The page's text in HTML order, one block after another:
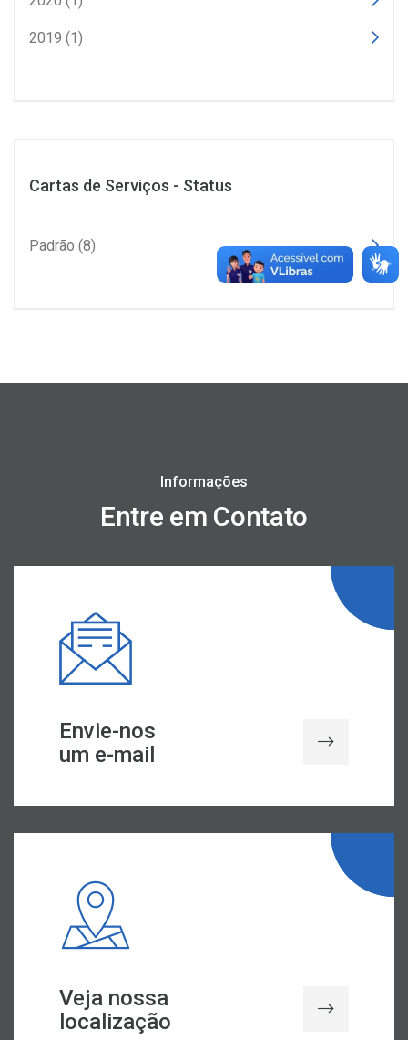
2019 (1)
Cartas de Serviços - Status
Padrão (8)
Informações
Entre em Contato
Envie-nos
um e-mail
Veja nossa
localização